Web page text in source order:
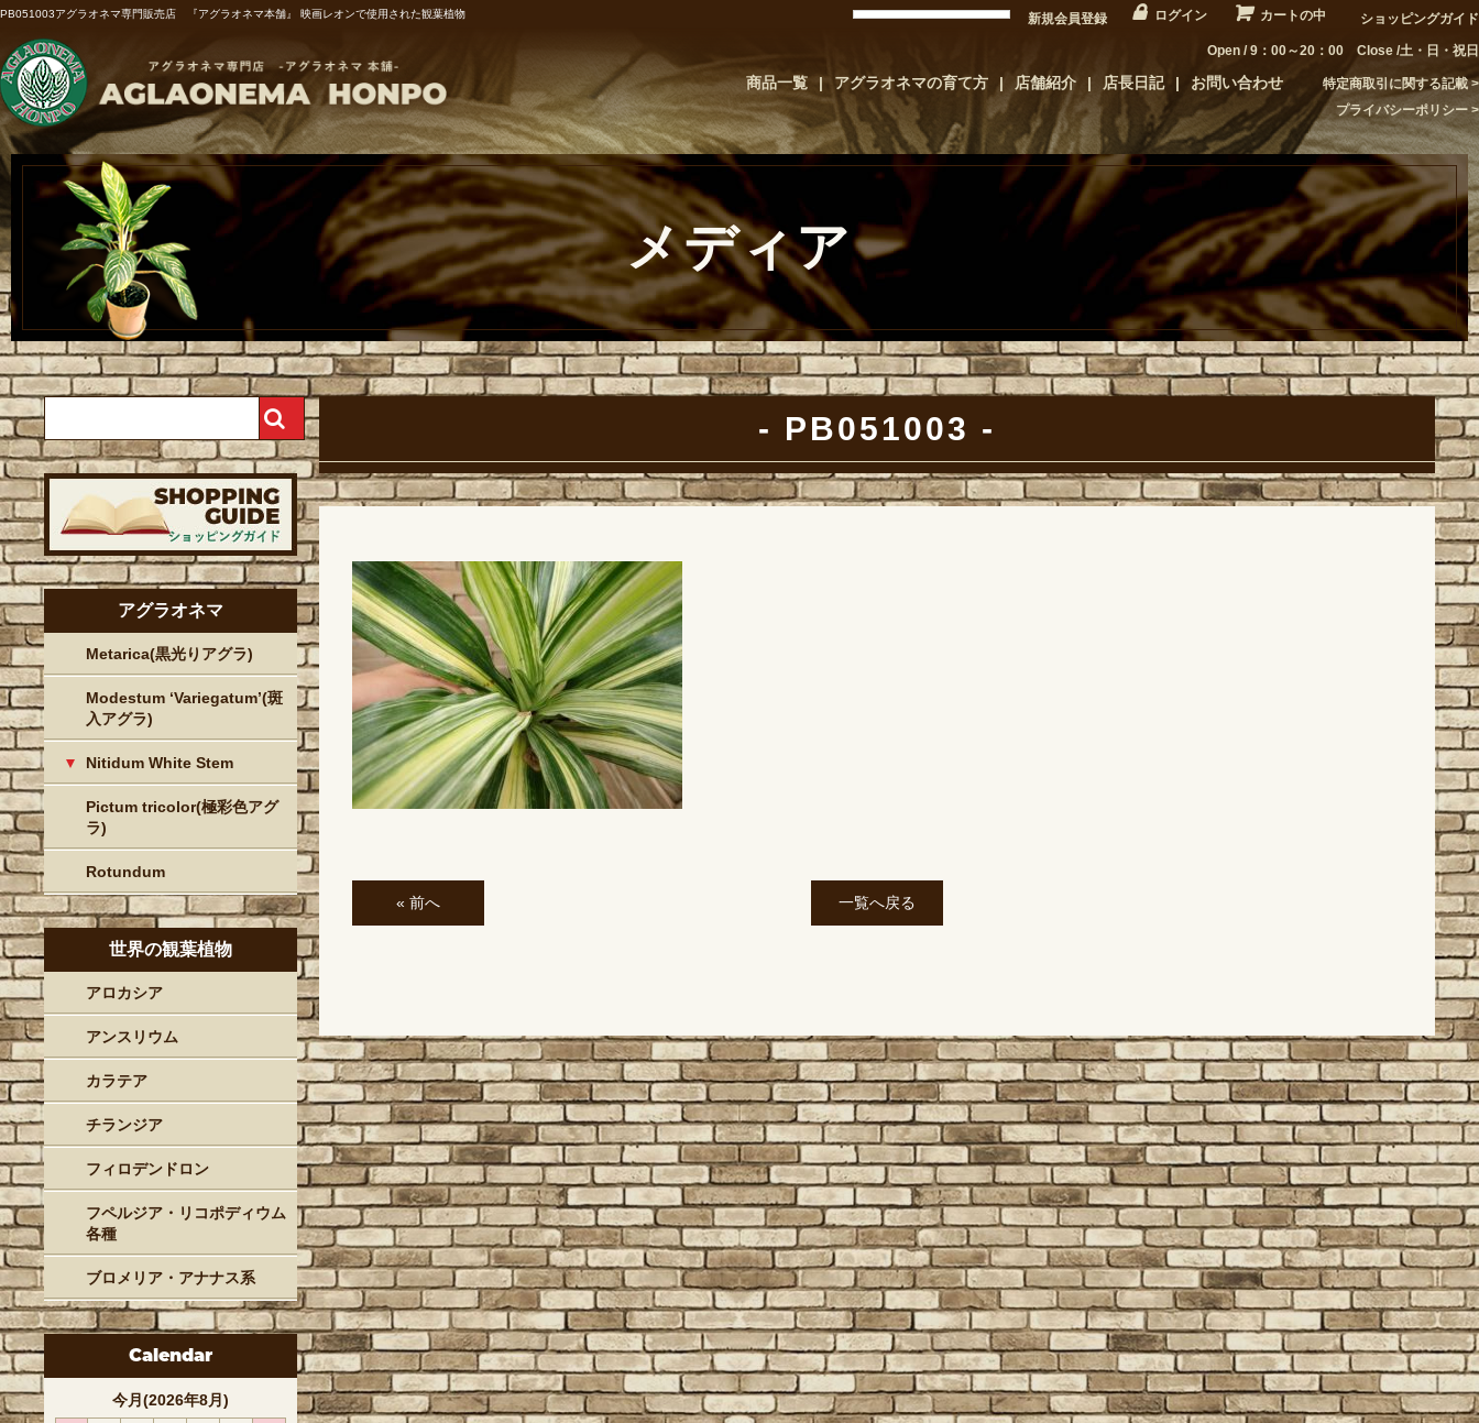
PB051003アグラオネマ専門販売店 『アグラオネマ本舗』 映画レオンで使用された観葉植物 新規会員登録 ログイン カートの中 ショッピングガイド
Open / 9：00～20：00 Close /土・日・祝日
商品一覧 アグラオネマの育て方 店舗紹介 店長日記 お問い合わせ
特定商取引に関する記載
プライバシーポリシー
メディア
PB051003
« 前へ 一覧へ戻る
アグラオネマ
Metarica(黒光りアグラ)
Modestum ‘Variegatum’(斑
入アグラ)
Nitidum White Stem
Pictum tricolor(極彩色アグ
ラ)
Rotundum
世界の観葉植物
アロカシア
アンスリウム
カラテア
チランジア
フィロデンドロン
フペルジア・リコポディウム
各種
ブロメリア・アナナス系
Calendar
今月(2026年8月)